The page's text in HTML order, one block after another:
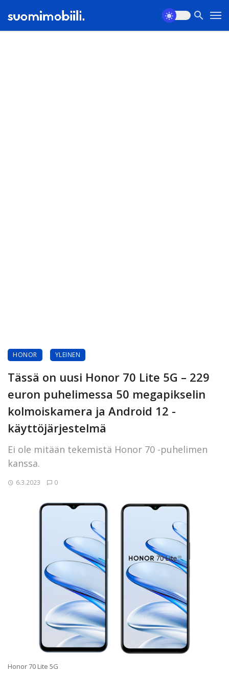
HONOR YLEINEN
Tässä on uusi Honor 70 Lite 5G – 229
euron puhelimessa 50 megapikselin
kolmoiskamera ja Android 12 -
käyttöjärjestelmä
Ei ole mitään tekemistä Honor 70 -puhelimen
kanssa.
6.3.2023 0
Honor 70 Lite 5G